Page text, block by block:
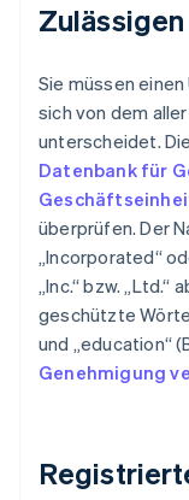
Sie müssen
sich von dem
unterscheidet.
Datenbank für
überprüfen. Der
„Incorporated“
„Inc.“ bzw.
geschützte
und „education“
Genehmigung